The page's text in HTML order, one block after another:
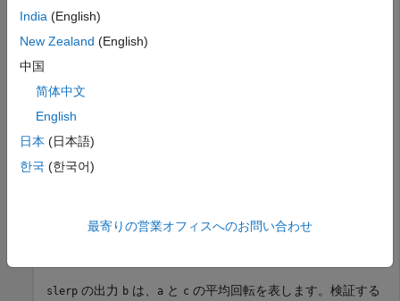
c="z"軸を中心とする -45 度の回転
a = quaternion([45,0,0],
四元数a
と指定します。
slerp の出力 b は、 a と c の平均回転を表します。検証する
India (English)
New Zealand (English)
中国
简体中文
English
日本 (日本語)
한국 (한국어)
最寄りの営業オフィスへのお問い合わせ